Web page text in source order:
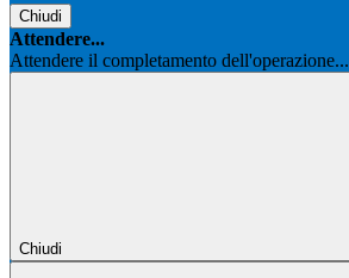
Chiudi
Attendere...
Attendere il completamento dell'operazione...
Chiudi